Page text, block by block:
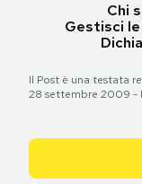
Chi
Gestisci
Il Post è una testata
28 settembre 2009 -